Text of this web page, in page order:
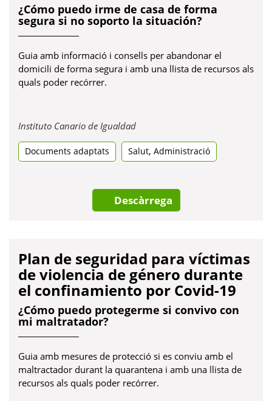
¿Cómo puedo irme de casa de forma
segura si no soporto la situación?
Guia amb informació i consells per abandonar el
domicili de forma segura i amb una llista de recursos als
quals poder recórrer.
Instituto Canario de IgualdadObre
una
pestanya
Documents adaptats Salut, Administració
Descàrrega
Plan de seguridad para víctimas
de violencia de género durante
el confinamiento por Covid-19
¿Cómo puedo protegerme si convivo con
mi maltratador?
Guia amb mesures de protecció si es conviu amb el
maltractador durant la quarantena i amb una llista de
recursos als quals poder recórrer.